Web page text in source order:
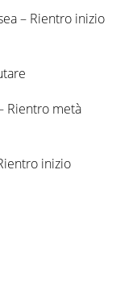
– Rientro inizio
Rientro metà
inizio